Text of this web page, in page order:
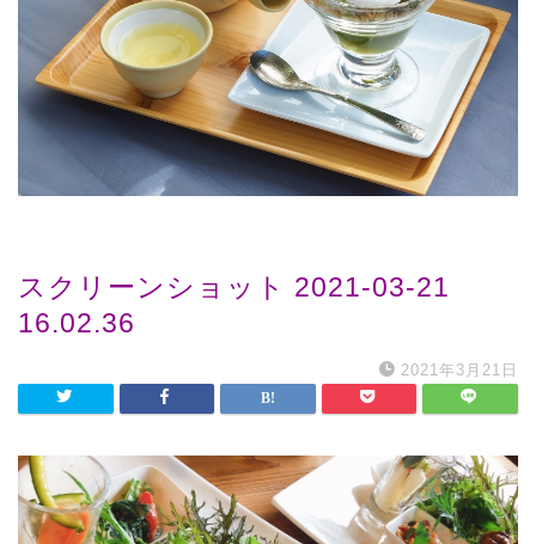
スクリーンショット 2021-03-21
16.02.36
2021年3月21日